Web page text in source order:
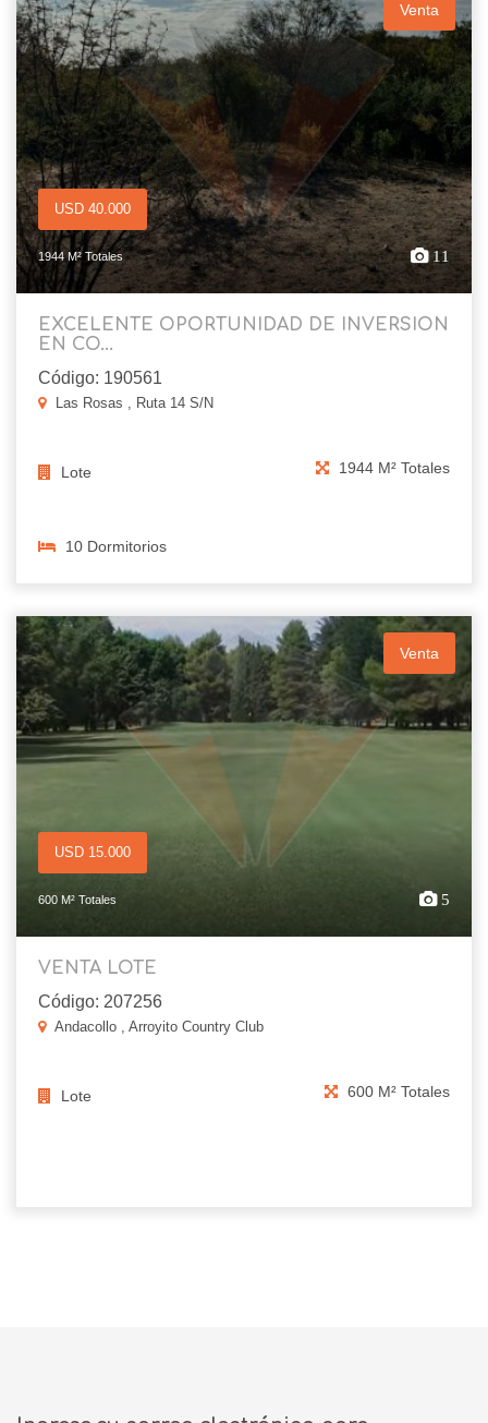
Venta
USD 40.000
1944 M² Totales 11
EXCELENTE OPORTUNIDAD DE INVERSION
EN CO...
Código: 190561
Las Rosas , Ruta 14 S/N
Lote 1944 M² Totales
10 Dormitorios
Venta
USD 15.000
600 M² Totales 5
VENTA LOTE
Código: 207256
Andacollo , Arroyito Country Club
Lote 600 M² Totales